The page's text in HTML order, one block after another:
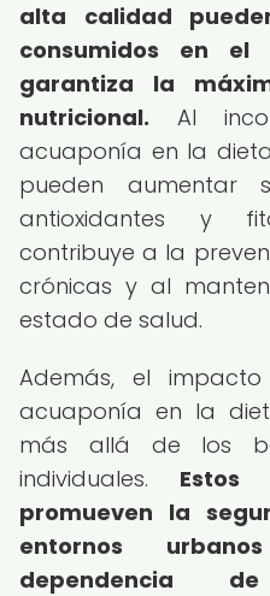
alta calidad
consumidos en
garantiza la
nutricional. Al
acuaponía en la
pueden aumentar
antioxidantes y
contribuye a la
crónicas y al
estado de salud.
Además, el
acuaponía en la
más allá de los
individuales. Estos
promueven la
entornos
dependencia